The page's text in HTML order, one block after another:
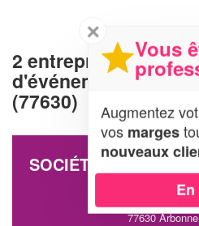
2 entreprises
d'événements à
(77630)
SOCIÉTÉ NUIT
Rte D
77630
✕
Vous
Augmentez
vos marges
nouveaux